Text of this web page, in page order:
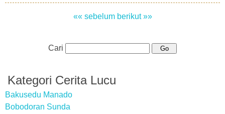
«« sebelum berikut »»
Cari
Kategori Cerita Lucu
Bakusedu Manado
Bobodoran Sunda